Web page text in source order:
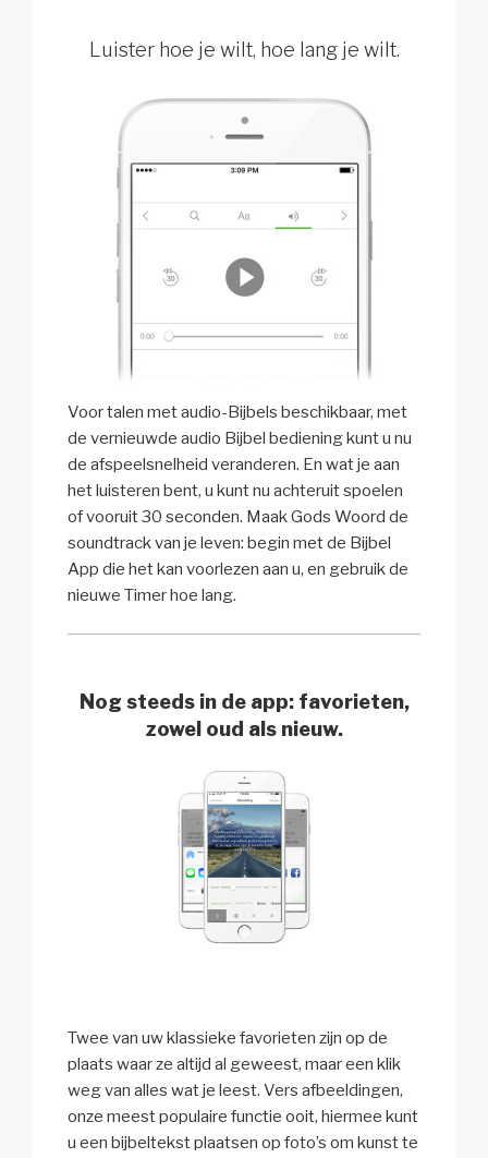
Luister hoe je wilt, hoe lang je wilt.
Voor talen met audio-Bijbels beschikbaar, met
de vernieuwde audio Bijbel bediening kunt u nu
de afspeelsnelheid veranderen. En wat je aan
het luisteren bent, u kunt nu achteruit spoelen
of vooruit 30 seconden. Maak Gods Woord de
soundtrack van je leven: begin met de Bijbel
App die het kan voorlezen aan u, en gebruik de
nieuwe Timer hoe lang.
Nog steeds in de app: favorieten,
zowel oud als nieuw.
Twee van uw klassieke favorieten zijn op de
plaats waar ze altijd al geweest, maar een klik
weg van alles wat je leest. Vers afbeeldingen,
onze meest populaire functie ooit, hiermee kunt
u een bijbeltekst plaatsen op foto’s om kunst te